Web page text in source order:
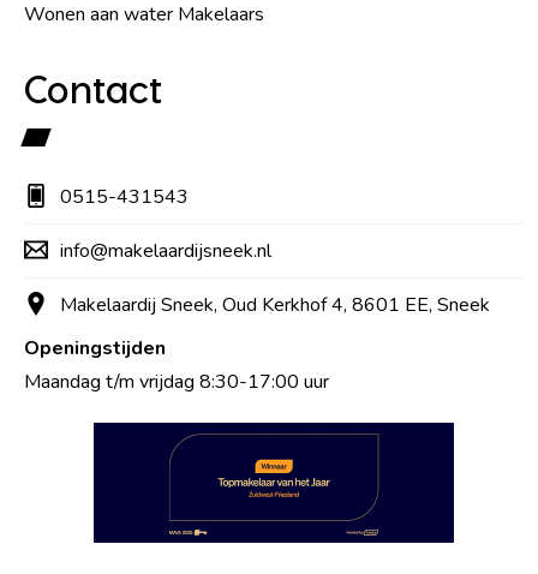
Wonen aan water Makelaars
Contact
0515-431543
info@makelaardijsneek.nl
Makelaardij Sneek, Oud Kerkhof 4, 8601 EE, Sneek
Openingstijden
Maandag t/m vrijdag 8:30-17:00 uur